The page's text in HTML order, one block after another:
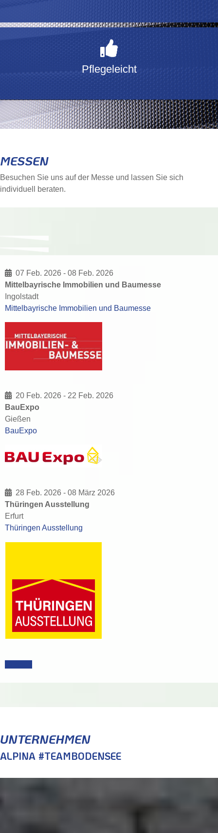
Pflegeleicht
MESSEN
Besuchen Sie uns auf der Messe und lassen Sie sich
individuell beraten.
07 Feb. 2026 - 08 Feb. 2026
Mittelbayrische Immobilien und Baumesse
Ingolstadt
Mittelbayrische Immobilien und Baumesse
20 Feb. 2026 - 22 Feb. 2026
BauExpo
Gießen
BauExpo
28 Feb. 2026 - 08 März 2026
Thüringen Ausstellung
Erfurt
Thüringen Ausstellung
UNTERNEHMEN
ALPINA #TEAMBODENSEE